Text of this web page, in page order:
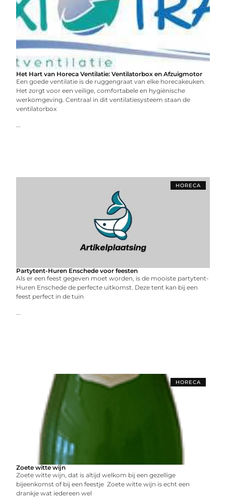
Het Hart van Horeca Ventilatie: Ventilatorbox en Afzuigmotor
Een goede ventilatie is de ruggengraat van elke horecakeuken.
Het zorgt voor een veilige, comfortabele en hygiënische
werkomgeving. Centraal in dit ventilatiesysteem staan de
ventilatorbox
...
HORECA
Partytent-Huren Enschede voor feesten
Als er een feest gegeven moet worden, is de mooiste partytent-
Huren Enschede de perfecte uitkomst. Deze tent kan bij een
feest perfect in de tuin
...
HORECA
Zoete witte wijn
Zoete witte wijn, dat is altijd welkom bij een gezellige
bijeenkomst of bij een feestje Zoete witte wijn is echt een
drankje wat iedereen wel